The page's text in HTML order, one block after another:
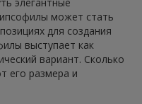
может стать
для создания
выступает как
вариант. Сколько
его размера и